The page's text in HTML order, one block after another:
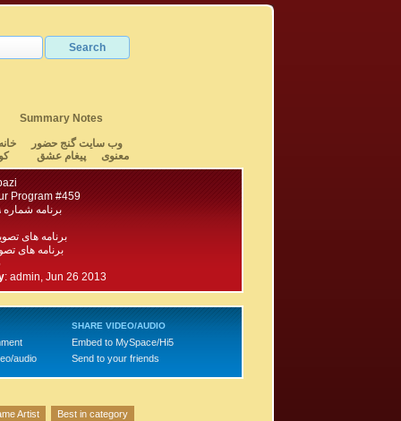
Summary Notes
وب سایت گنج حضور
خانه
معنوی
پیغام عشق
Program #459
برنامه شماره ۴۵۹ گنج حضور
برنامه های
برنامه های تصویری
: admin, Jun 26 2013
audio
SHARE VIDEO/AUDIO
Embed to MySpace/Hi5
Send to your friends
Artist Best in category